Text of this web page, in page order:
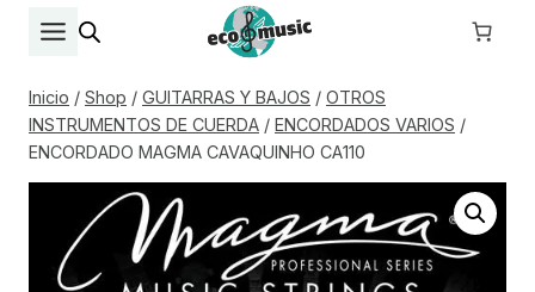
Inicio / Shop / GUITARRAS Y BAJOS / OTROS
INSTRUMENTOS DE CUERDA / ENCORDADOS VARIOS /
ENCORDADO MAGMA CAVAQUINHO CA110